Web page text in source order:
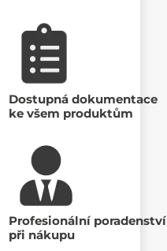
Dostupná dokumentace
ke všem produktům
Profesionální poradenství
při nákupu